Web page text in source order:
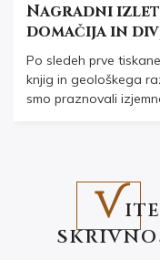
Nagradni izlet
domačija in
Po sledeh prve
knjig in geološkega
smo praznovali
V